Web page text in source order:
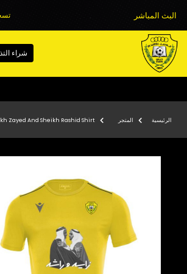
البث المباشر
شراء
الرئيسية المتجر Zayed And Sheikh Rashid Shirt